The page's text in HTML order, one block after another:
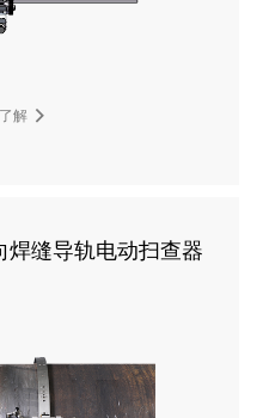
解
焊缝导轨电动扫查器